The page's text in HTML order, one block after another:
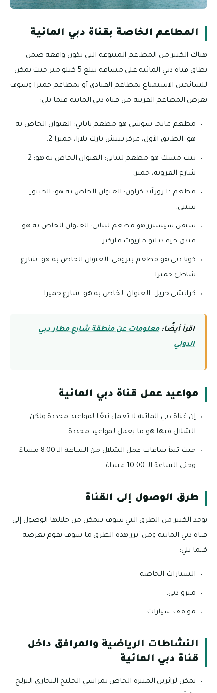
المطاعم الخاصة بقناة دبي المائية
هناك الكثير من المطاعم المتنوعة التي تكون واقعة ضمن
نطاق قناة دبي المائية على مسافة تبلغ 5 كيلو متر حيث يمكن
للسائحين الاستمتاع بمطاعم الفنادق أو بمطاعم جميرا وسوف
نعرض المطاعم القريبة من قناة دبي المائية فيما يلي:
مطعم مانجا سوشي هو مطعم ياباني: العنوان الخاص به
هو: الطابق الأول، مركز بيتش بارك بلازا، جميرا 2.
بيت مسك هو مطعم لبناني: العنوان الخاص به هو: 2
شارع العروبة، جمير.
مطعم ذا روز آند كراون: العنوان الخاص به هو: الحبتور
سيتي.
سيفن سيسترز هو مطعم لبناني: العنوان الخاص به هو
فندق جيه دبليو ماريوت ماركيز.
كويا دبي هو مطعم بيروفي: العنوان الخاص به هو: شارع
شاطئ جميرا.
كراتشي جريل: العنوان الخاص به هو: شارع جميرا.
اقرأ أيضًا:معلومات عن منطقة شارع مطار دبي
الدولي
مواعيد عمل قناة دبي المائية
إن قناة دبي المائية لا تعمل تبعًا لمواعيد محددة ولكن
الشلال فيها هو ما يعمل لمواعيد محددة.
حيث تبدأ ساعات عمل الشلال من الساعة الـ 8:00 مساءً
وحتى الساعة الـ 10:00 مساءً.
طرق الوصول إلى القناة
يوجد الكثير من الطرق التي سوف تتمكن من خلالها الوصول إلى
قناة دبي المائية ومن أبرز هذه الطرق ما سوف نقوم بعرضه
فيما يلي:
السيارات الخاصة.
مترو دبي.
مواقف سيارات.
النشاطات الرياضية والمرافق داخل
قناة دبي المائية
يمكن لزائرين المنتزه الخاص بمراسي الخليج التجاري التزلج